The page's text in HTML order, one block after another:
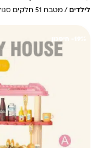
לילדים / מטבח 51 חלקים סגול ורוד